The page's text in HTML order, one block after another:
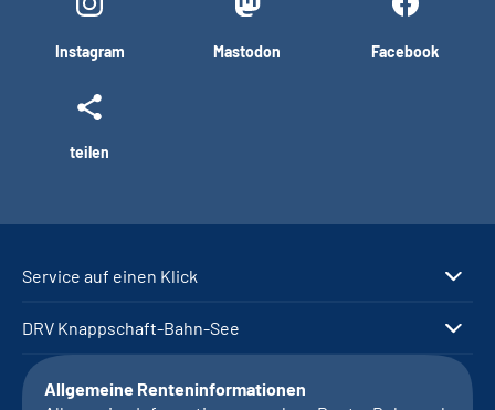
Instagram Mastodon Facebook
teilen
Service auf einen Klick
DRV Knappschaft-Bahn-See
Allgemeine Renteninformationen